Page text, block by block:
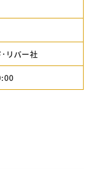
リバー社